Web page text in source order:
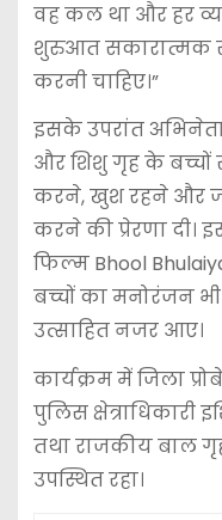
वह कल था और हर
शुरुआत सकारात्मक
करनी चाहिए।”
इसके उपरांत
और शिशु गृह के बच्चों
करने, खुश रहने और
करने की प्रेरणा दी।
फिल्म Bhool
बच्चों का मनोरंजन
उत्साहित नजर आए।
कार्यक्रम में जिला
पुलिस क्षेत्राधिकारी
तथा राजकीय बाल
उपस्थित रहा।